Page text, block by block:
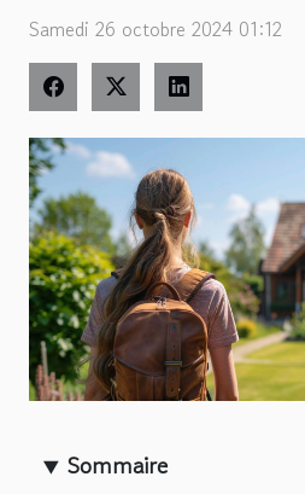
Samedi 26 octobre 2024 01:12
Sommaire